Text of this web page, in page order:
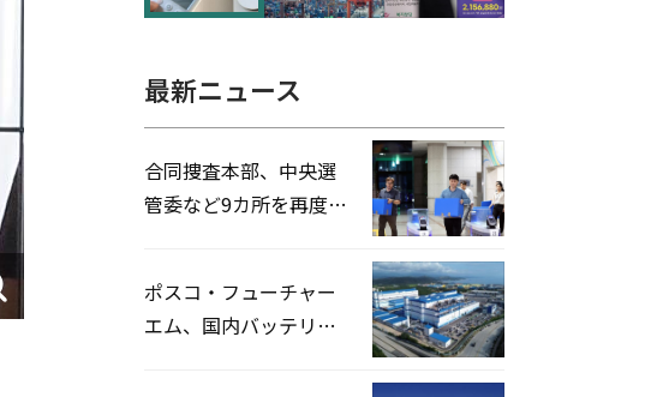
検
最新ニュース
合同捜査本部、中央選
管委など9カ所を再度家
ポスコ・フューチャー
エム、国内バッテリー